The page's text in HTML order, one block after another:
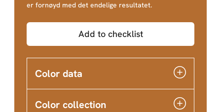
er fornøyd med det endelige resultatet.
Add to checklist
Color data
Color collection